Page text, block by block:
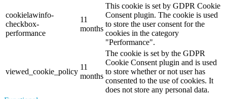
cookielawinfo-
checkbox-
performance
11
months
This cookie is set by GDPR Cookie
Consent plugin. The cookie is used
to store the user consent for the
cookies in the category
"Performance".
viewed_cookie_policy
11
months
The cookie is set by the GDPR
Cookie Consent plugin and is used
to store whether or not user has
consented to the use of cookies. It
does not store any personal data.